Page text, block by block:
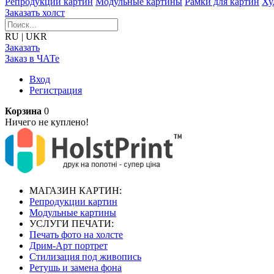
Заказать холст
RU | UKR
Заказать
Заказ в ЧАТе
Вход
Регистрация
Корзина 0
Ничего не куплено!
МАГАЗИН КАРТИН:
Репродукции картин
Модульные картины
УСЛУГИ ПЕЧАТИ:
Печать фото на холсте
Дрим-Арт портрет
Стилизация под живопись
Ретушь и замена фона